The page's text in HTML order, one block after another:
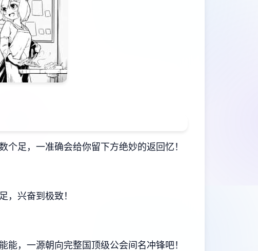
足，一准确会给你留下方绝妙的返回忆！
，兴奋到极致！
，一源朝向完整国顶级公会间名冲锋吧！